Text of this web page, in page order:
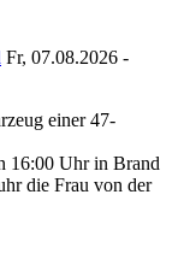
Fr, 07.08.2026 -
einer 47-
16:00 Uhr in Brand
die Frau von der